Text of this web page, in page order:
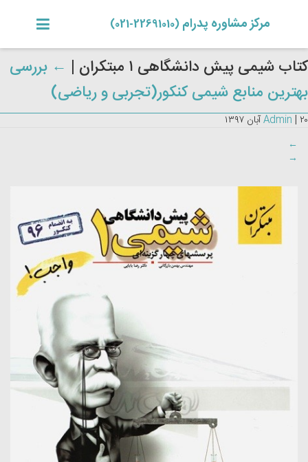
مرکز مشاوره پدرام (22691010-021)
کتاب شیمی پیش دانشگاهی ۱ مبتکران |
← بررسی
بهترین منابع شیمی کنکور(تجربی و ریاضی)
Admin | ۲۰ آبان ۱۳۹۷
←
→